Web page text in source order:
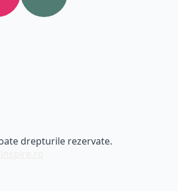
drepturile rezervate.